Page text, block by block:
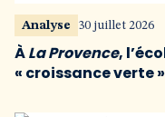
Analyse 30 juillet 2026
ÀLa Provence,
« croissance verte »